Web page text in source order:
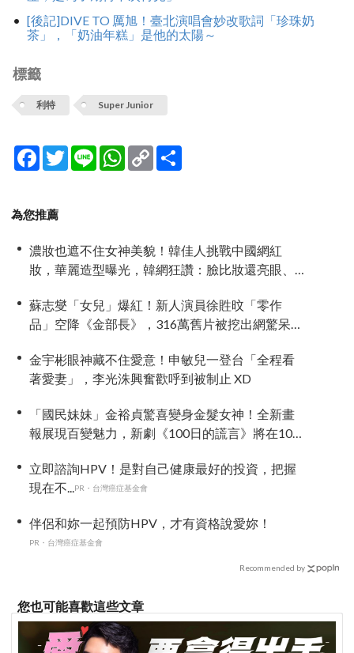
[後記]DIVE TO 厲旭！臺北演唱會妙改歌詞「珍珠奶
茶」，「奶油年糕」是他的太陽～
標籤
利特 Super Junior
Facebook
TwitterLine WhatsApp
Copy
Link
為您推薦
濃妝也遮不住女神美貌！韓佳人挑戰中國網紅
妝，華麗造型曝光，韓網狂讚：臉比妝還亮眼、
蘇志燮「女兒」爆紅！新人演員徐貹旼「零作
品」空降《金部長》，316萬舊片被挖出網驚呆：
金宇彬眼神藏不住愛意！申敏兒一登台「全程看
著愛妻」，李光洙興奮歡呼到被制止 XD
「國民妹妹」金裕貞驚喜變身金髮女神！全新畫
報展現百變魅力，新劇《100日的謊言》將在10月
立即諮詢HPV！是對自己健康最好的投資，把握
現在不...PR・台灣癌症基金會
伴侶和妳一起預防HPV，才有資格說愛妳！
PR・台灣癌症基金會
Recommended by
您也可能喜歡這些文章